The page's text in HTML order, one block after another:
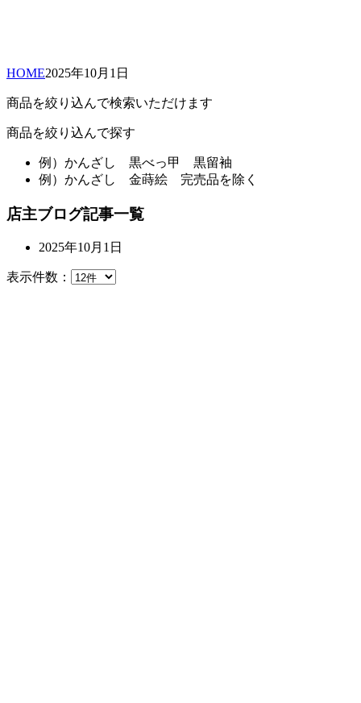
HOME2025年10月 1日
商品を絞り込んで検索いただけます
商品を絞り込んで探す
例） かんざし 黒べっ甲 黒留袖
例） かんざし 金蒔絵 完売品を除く
店主ブログ記事一覧
2025年10月1日
表示件数：